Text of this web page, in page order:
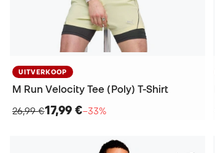
UITVERKOOP
M Run Velocity Tee (Poly) T-Shirt
26,99 €17,99 €−33%